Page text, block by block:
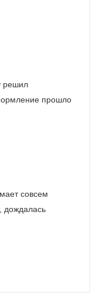
решил
прошло
совсем
дождалась